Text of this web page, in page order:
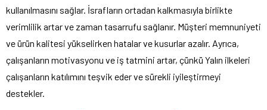
kullanılmasını sağlar. İsrafların ortadan kalkmasıyla birlikte
verimlilik artar ve zaman tasarrufu sağlanır. Müşteri memnuniyeti
ve ürün kalitesi yükselirken hatalar ve kusurlar azalır. Ayrıca,
çalışanların motivasyonu ve iş tatmini artar, çünkü Yalın ilkeleri
çalışanların katılımını teşvik eder ve sürekli iyileştirmeyi
destekler.